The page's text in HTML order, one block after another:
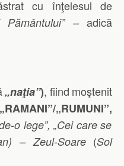
cu înţelesul de
Pământului” –adică
„naţia”), fiind moştenit
„RUMUNI”,
o lege”, „Cei care se
– Zeul-Soare (Sol